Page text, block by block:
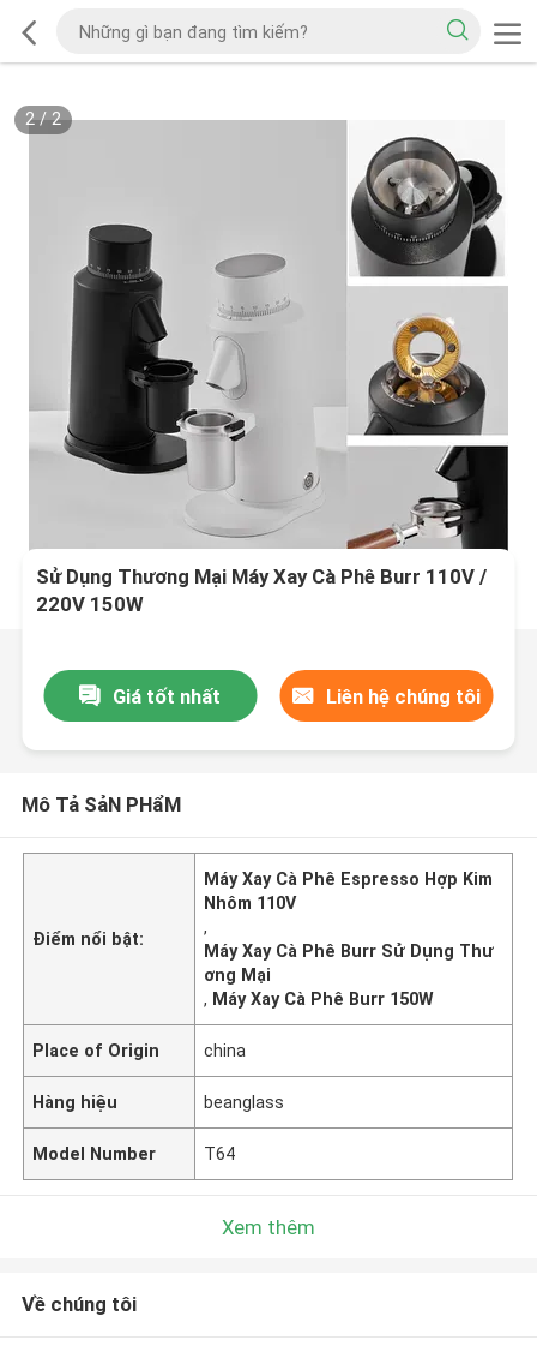
2/2
Sử Dụng Thương Mại Máy Xay Cà Phê Burr 110V /
220V 150W
Giá tốt nhất Liên hệ chúng tôi
Mô Tả SảN PHẩM
Điểm nổi bật:
Máy Xay Cà Phê Espresso Hợp Kim
Nhôm 110V
,
Máy Xay Cà Phê Burr Sử Dụng Thư
ơng Mại
, Máy Xay Cà Phê Burr 150W
Place of Origin china
Hàng hiệu beanglass
Model Number T64
Xem thêm
Về chúng tôi